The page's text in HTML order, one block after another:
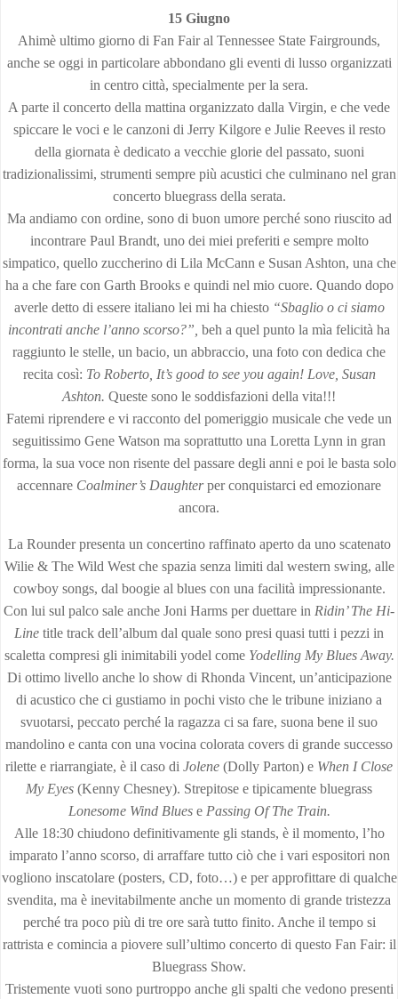
15 Giugno
Ahimè ultimo giorno di Fan Fair al Tennessee State Fairgrounds,
anche se oggi in particolare abbondano gli eventi di lusso organizzati
in centro città, specialmente per la sera.
A parte il concerto della mattina organizzato dalla Virgin, e che vede
spiccare le voci e le canzoni di Jerry Kilgore e Julie Reeves il resto
della giornata è dedicato a vecchie glorie del passato, suoni
tradizionalissimi, strumenti sempre più acustici che culminano nel gran
concerto bluegrass della serata.
Ma andiamo con ordine, sono di buon umore perché sono riuscito ad
incontrare Paul Brandt, uno dei miei preferiti e sempre molto
simpatico, quello zuccherino di Lila McCann e Susan Ashton, una che
ha a che fare con Garth Brooks e quindi nel mio cuore. Quando dopo
averle detto di essere italiano lei mi ha chiesto “Sbaglio o ci siamo
incontrati anche l’anno scorso?”, beh a quel punto la mìa felicità ha
raggiunto le stelle, un bacio, un abbraccio, una foto con dedica che
recita così: To Roberto, It’s good to see you again! Love, Susan
Ashton. Queste sono le soddisfazioni della vita!!!
Fatemi riprendere e vi racconto del pomeriggio musicale che vede un
seguitissimo Gene Watson ma soprattutto una Loretta Lynn in gran
forma, la sua voce non risente del passare degli anni e poi le basta solo
accennare Coalminer’s Daughterper conquistarci ed emozionare
ancora.
La Rounder presenta un concertino raffinato aperto da uno scatenato
Wilie & The Wild West che spazia senza limiti dal western swing, alle
cowboy songs, dal boogie al blues con una facilità impressionante.
Con lui sul palco sale anche Joni Harms per duettare in Ridin’ The Hi-
Line title track dell’album dal quale sono presi quasi tutti i pezzi in
scaletta compresi gli inimitabili yodel come Yodelling My Blues Away.
Di ottimo livello anche lo show di Rhonda Vincent, un’anticipazione
di acustico che ci gustiamo in pochi visto che le tribune iniziano a
svuotarsi, peccato perché la ragazza ci sa fare, suona bene il suo
mandolino e canta con una vocina colorata covers di grande successo
rilette e riarrangiate, è il caso di Jolene (Dolly Parton) e When I Close
My Eyes (Kenny Chesney). Strepitose e tipicamente bluegrass
Lonesome Wind Blues e Passing Of The Train.
Alle 18:30 chiudono definitivamente gli stands, è il momento, l’ho
imparato l’anno scorso, di arraffare tutto ciò che i vari espositori non
vogliono inscatolare (posters, CD, foto…) e per approfittare di qualche
svendita, ma è inevitabilmente anche un momento di grande tristezza
perché tra poco più di tre ore sarà tutto finito. Anche il tempo si
rattrista e comincia a piovere sull’ultimo concerto di questo Fan Fair: il
Bluegrass Show.
Tristemente vuoti sono purtroppo anche gli spalti che vedono presenti